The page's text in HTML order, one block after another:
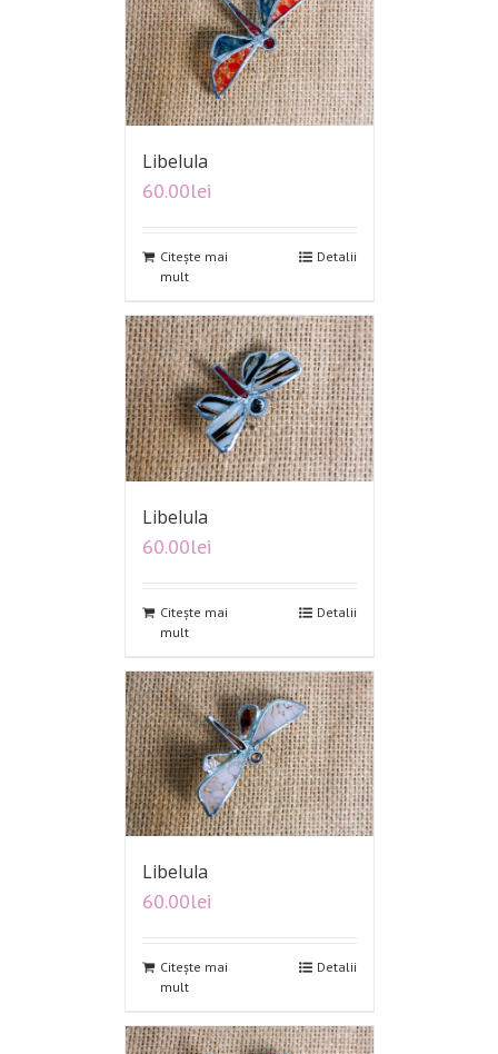
Libelula
60.00lei
Citește mai
mult
Detalii
Libelula
60.00lei
Citește mai
mult
Detalii
Libelula
60.00lei
Citește mai
mult
Detalii